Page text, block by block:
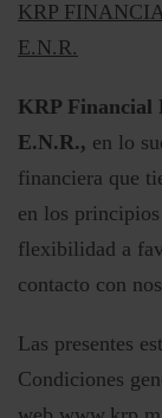
KRP
E.N.R.
KRP Financial
E.N.R., en lo
financiera que
en los
flexibilidad a
contacto con
Las presentes
Condiciones